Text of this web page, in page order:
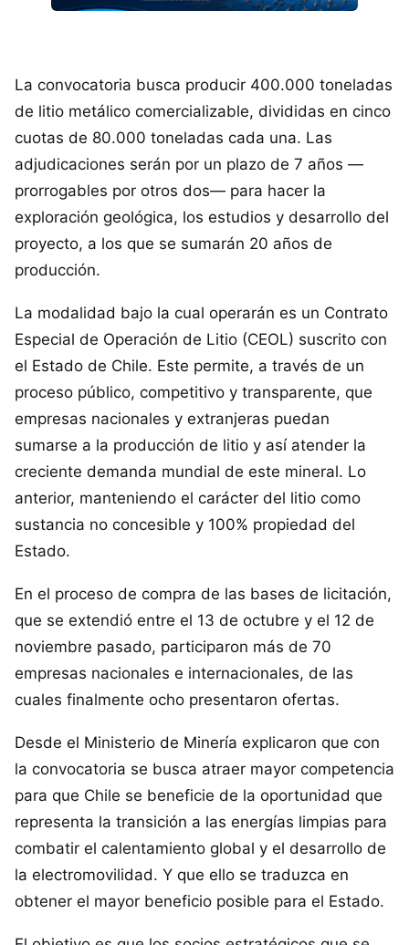
La convocatoria busca producir 400.000 toneladas
de litio metálico comercializable, divididas en cinco
cuotas de 80.000 toneladas cada una. Las
adjudicaciones serán por un plazo de 7 años —
prorrogables por otros dos— para hacer la
exploración geológica, los estudios y desarrollo del
proyecto, a los que se sumarán 20 años de
producción.
La modalidad bajo la cual operarán es un Contrato
Especial de Operación de Litio (CEOL) suscrito con
el Estado de Chile. Este permite, a través de un
proceso público, competitivo y transparente, que
empresas nacionales y extranjeras puedan
sumarse a la producción de litio y así atender la
creciente demanda mundial de este mineral. Lo
anterior, manteniendo el carácter del litio como
sustancia no concesible y 100% propiedad del
Estado.
En el proceso de compra de las bases de licitación,
que se extendió entre el 13 de octubre y el 12 de
noviembre pasado, participaron más de 70
empresas nacionales e internacionales, de las
cuales finalmente ocho presentaron ofertas.
Desde el Ministerio de Minería explicaron que con
la convocatoria se busca atraer mayor competencia
para que Chile se beneficie de la oportunidad que
representa la transición a las energías limpias para
combatir el calentamiento global y el desarrollo de
la electromovilidad. Y que ello se traduzca en
obtener el mayor beneficio posible para el Estado.